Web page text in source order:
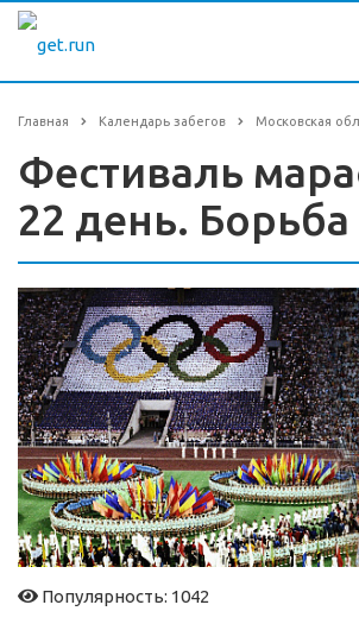
Главная Календарь забегов Московская
Фестиваль
22 день. Борьба
Популярность: 1042